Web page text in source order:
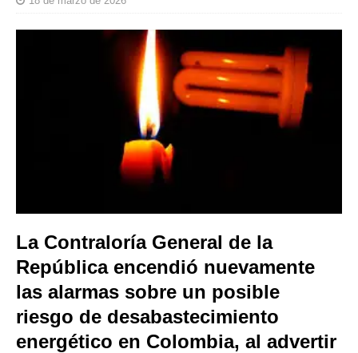
La Contraloría General de la
Repúblicaencendió nuevamente
las alarmas sobre un posible
riesgo de desabastecimiento
energético en Colombia, al advertir